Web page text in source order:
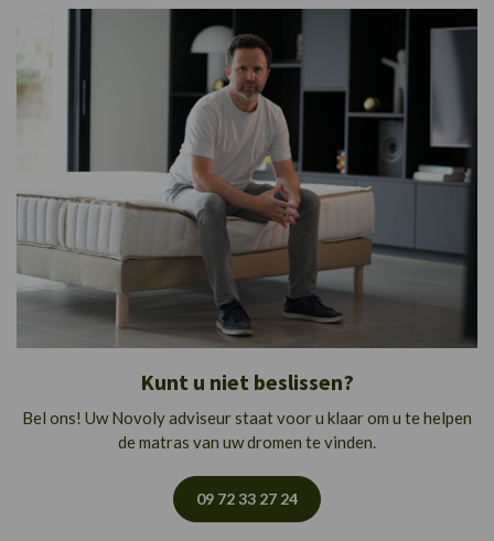
Kunt u niet beslissen?
Bel ons! Uw Novoly adviseur staat voor u klaar om u te helpen
de matras van uw dromen te vinden.
09 72 33 27 24